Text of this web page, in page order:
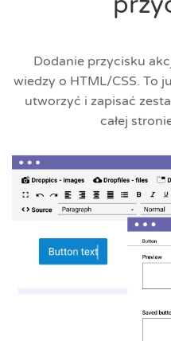
Dodanie przycisku
wiedzy o HTML/CSS. To
utworzyć i zapisać
całej